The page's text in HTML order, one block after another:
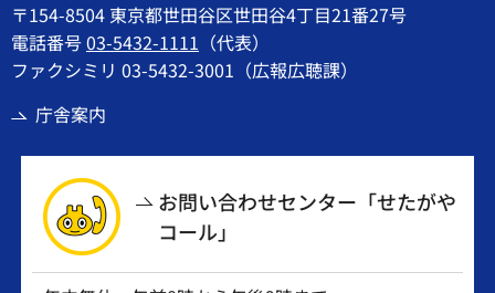
〒154-8504 東京都世田谷区世田谷4丁目21番27号
電話番号03-5432-1111 （代表）
ファクシミリ 03-5432-3001（広報広聴課）
庁舎案内
お問い合わせセンター「せたがや
コール」